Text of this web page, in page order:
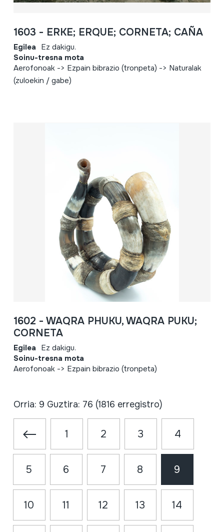
1603 - ERKE; ERQUE; CORNETA; CAÑA
Egilea Ez dakigu.
Soinu-tresna mota
Aerofonoak -> Ezpain bibrazio (tronpeta) -> Naturalak
(zuloekin / gabe)
1602 - WAQRA PHUKU, WAQRA PUKU;
CORNETA
Egilea Ez dakigu.
Soinu-tresna mota
Aerofonoak -> Ezpain bibrazio (tronpeta)
Orria: 9 Guztira: 76 (1816 erregistro)
1 2 3 4
5 6 7 8 9
10 11 12 13 14